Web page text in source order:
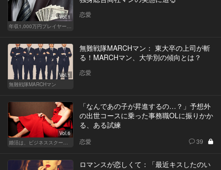
Vol.1
年収1,000万円プレイヤーの家計簿
恋愛
Vol.1
無難戦隊MARCHマン
無難戦隊MARCHマン： 東大卒の上司が斬
る！MARCHマン、大学別の傾向とは？
恋愛
Vol.6
婚活は、ビジネススクールで！？
「なんであの子が昇進するの…？」予想外
の出世コースに乗った事務職OLに振りかか
る、ある試練
恋愛 39
ロマンスが恋しくて：「最近キスしたのい